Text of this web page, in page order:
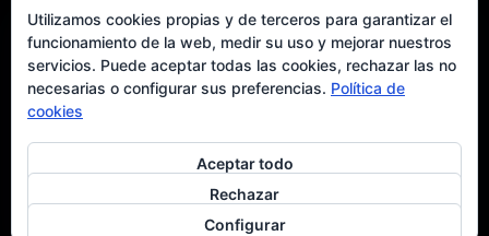
Herrero |
© 2025 Royito Studio | Imágenes de
Flaticon
Utilizamos cookies propias y de terceros para garantizar el
funcionamiento de la web, medir su uso y mejorar nuestros
servicios. Puede aceptar todas las cookies, rechazar las no
necesarias o configurar sus preferencias. Política de
cookies
Aceptar todo
Rechazar
Configurar